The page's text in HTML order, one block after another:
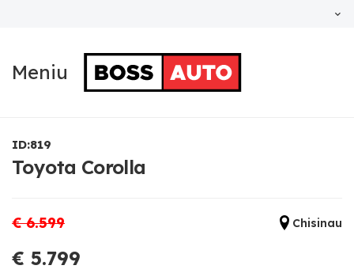
Meniu
ID:819
Toyota Corolla
€ 6.599 Chisinau
€ 5.799